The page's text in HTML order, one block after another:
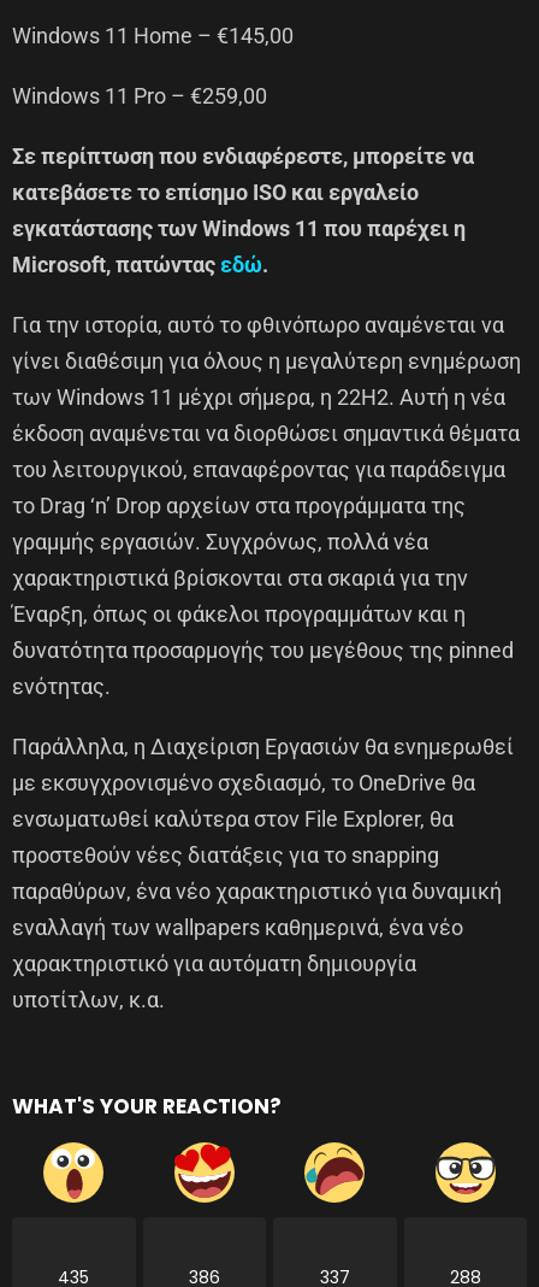
Windows 11 Home – €145,00
Windows 11 Pro – €259,00
Σε περίπτωση που ενδιαφέρεστε, μπορείτε να
κατεβάσετε το επίσημο ISO και εργαλείο
εγκατάστασης των Windows 11 που παρέχει η
Microsoft, πατώνταςεδώ.
Για την ιστορία, αυτό το φθινόπωρο αναμένεται να
γίνει διαθέσιμη για όλους η μεγαλύτερη ενημέρωση
των Windows 11 μέχρι σήμερα, η 22H2. Αυτή η νέα
έκδοση αναμένεται να διορθώσει σημαντικά θέματα
του λειτουργικού, επαναφέροντας για παράδειγμα
το Drag ‘n’ Drop αρχείων στα προγράμματα της
γραμμής εργασιών. Συγχρόνως, πολλά νέα
χαρακτηριστικά βρίσκονται στα σκαριά για την
Έναρξη, όπως οι φάκελοι προγραμμάτων και η
δυνατότητα προσαρμογής του μεγέθους της pinned
ενότητας.
Παράλληλα, η Διαχείριση Εργασιών θα ενημερωθεί
με εκσυγχρονισμένο σχεδιασμό, το OneDrive θα
ενσωματωθεί καλύτερα στον File Explorer, θα
προστεθούν νέες διατάξεις για το snapping
παραθύρων, ένα νέο χαρακτηριστικό για δυναμική
εναλλαγή των wallpapers καθημερινά, ένα νέο
χαρακτηριστικό για αυτόματη δημιουργία
υποτίτλων, κ.α.
WHAT'S YOUR REACTION?
435 386 337 288